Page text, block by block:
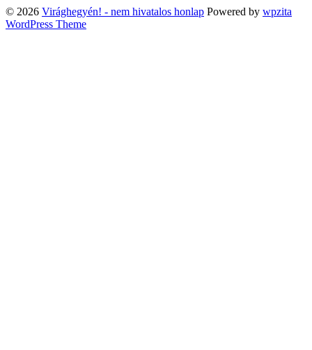
© 2026 Virághegyén! - nem hivatalos honlap Powered by wpzita
WordPress Theme